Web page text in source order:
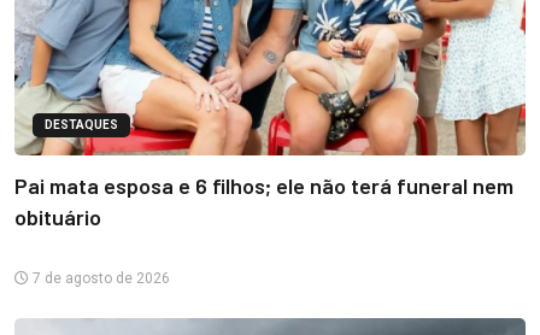
DESTAQUES
Pai mata esposa e 6 filhos; ele não terá funeral nem
obituário
7 de agosto de 2026